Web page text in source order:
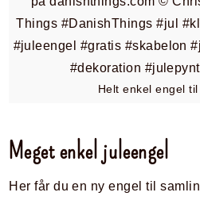
Helt enkel engel
Meget enkel juleengel
Her får du en ny engel til